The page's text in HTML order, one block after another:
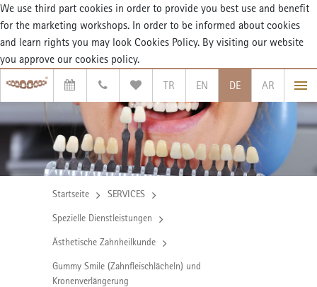
We use third part cookies in order to provide you best use and benefit
for the marketing workshops. In order to be informed about cookies
and learn rights you may look Cookies Policy. By visiting our website
you approve our cookies policy.
TR
EN DE AR
Startseite SERVICES
Spezielle Dienstleistungen
Ästhetische Zahnheilkunde
Gummy Smile (Zahnfleischlächeln) und
Kronenverlängerung